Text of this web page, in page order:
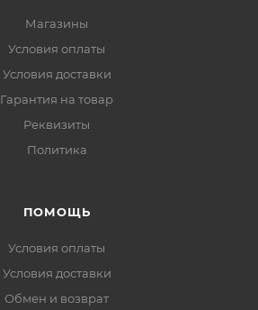
Магазины
Условия оплаты
Условия доставки
Гарантия на товар
Реквизиты
Политика
ПОМОЩЬ
Условия оплаты
Условия доставки
Обмен и возврат